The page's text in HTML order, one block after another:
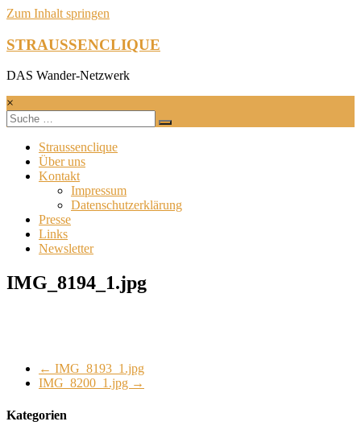
Zum Inhalt springen
STRAUSSENCLIQUE
DAS Wander-Netzwerk
×
Straussenclique
Über uns
Kontakt
Impressum
Datenschutzerklärung
Presse
Links
Newsletter
IMG_8194_1.jpg
← IMG_8193_1.jpg
IMG_8200_1.jpg →
Kategorien